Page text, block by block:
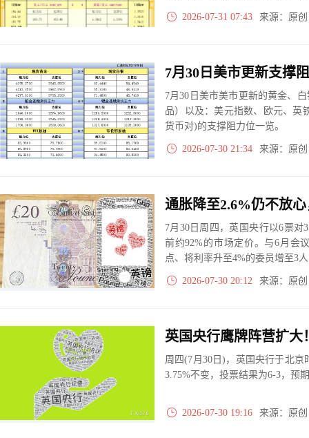
2026-07-31 07:43 来源：原
7月30日美市美市更新的黄金、
品）以及：美元指数、欧元、英
货币对)的支撑阻力位一览。
2026-07-30 21:34 来源：原
通胀降至2.6%仍不放
7月30日周四，英国央行以6票对
前约92%的市场定价。与6月会
点、将利率升至4%的委员增至3
正在扩散，而非简单重复此前
率决议将在9月17日公布。
2026-07-30 20:12 来源：原
英国央行鹰牌阵营扩大
周四(7月30日)，英国央行于北京
3.75%不变，投票结果为6-3，预
2026-07-30 19:16 来源：原